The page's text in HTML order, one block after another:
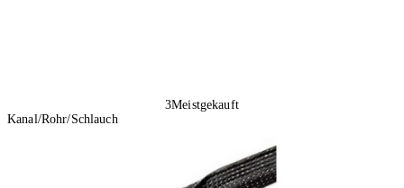
3Meistgekauft
Kanal/Rohr/Schlauch